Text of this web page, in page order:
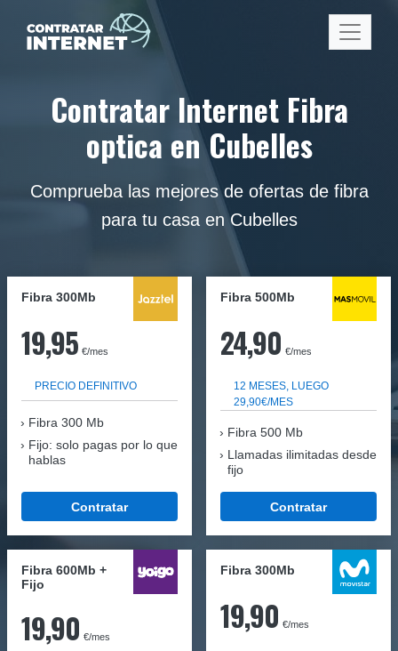
Contratar Internet Fibra
optica en Cubelles
Comprueba las mejores de ofertas de fibra
para tu casa en Cubelles
Fibra 300Mb
19,95 €/mes
PRECIO DEFINITIVO
Fibra 300 Mb
Fijo: solo pagas por lo que
hablas
Contratar
Fibra 500Mb
24,90 €/mes
12 MESES, LUEGO
29,90€/MES
Fibra 500 Mb
Llamadas ilimitadas desde
fijo
Contratar
Fibra 600Mb +
Fijo
19,90 €/mes
Fibra 300Mb
19,90 €/mes